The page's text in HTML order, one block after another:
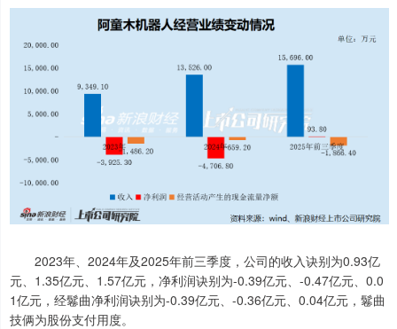
2023年、2024年及2025年前三季度，公司的收入诀别为0.93亿
元、1.35亿元、1.57亿元，净利润诀别为-0.39亿元、-0.47亿元、0.0
1亿元，经鬈曲净利润诀别为-0.39亿元、-0.36亿元、0.04亿元，鬈曲
技俩为股份支付用度。